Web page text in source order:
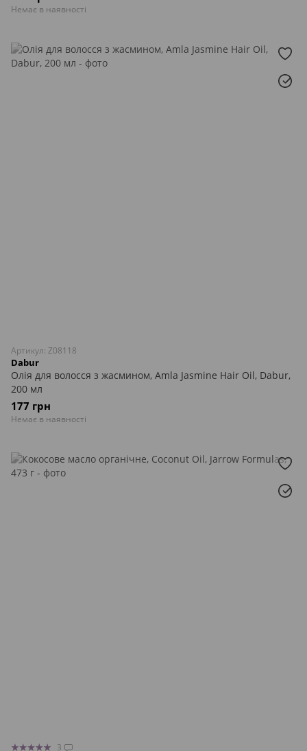
Немає в наявності
Артикул: Z08118
Dabur
Олія для волосся з жасмином, Amla Jasmine Hair Oil, Dabur,
200 мл
177 грн
Немає в наявності
3